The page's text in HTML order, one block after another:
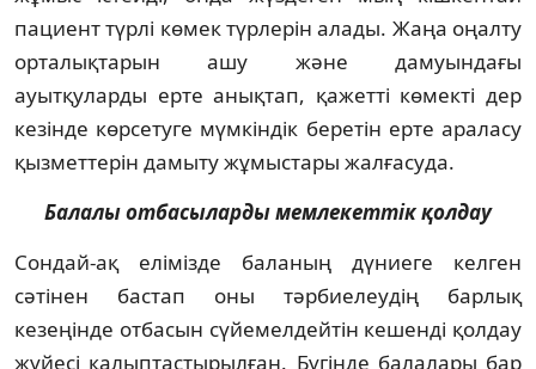
пациент түрлі көмек түрлерін алады. Жаңа оңалту
орталықтарын ашу және дамуындағы
ауытқуларды ерте анықтап, қажетті көмекті дер
кезінде көрсетуге мүмкіндік беретін ерте араласу
қызметтерін дамыту жұмыстары жалғасуда.
Балалы отбасыларды мемлекеттік қолдау
Сондай-ақ елімізде баланың дүниеге келген
сәтінен бастап оны тәрбиелеудің барлық
кезеңінде отбасын сүйемелдейтін кешенді қолдау
жүйесі қалыптастырылған. Бүгінде балалары бар